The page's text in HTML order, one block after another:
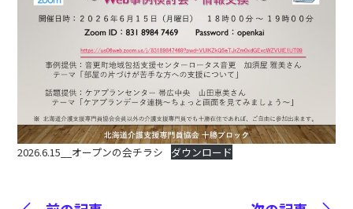
2026.6.15__オープンの会チラシ ダウンロード